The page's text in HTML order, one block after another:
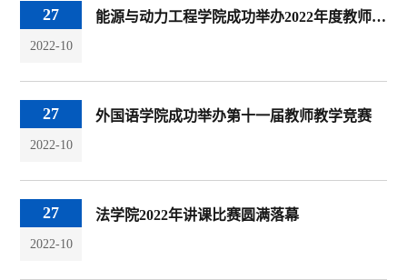
27
2022-10
能源与动力工程学院成功举办2022年度教师教学竞赛
27
2022-10
外国语学院成功举办第十一届教师教学竞赛
27
2022-10
法学院2022年讲课比赛圆满落幕